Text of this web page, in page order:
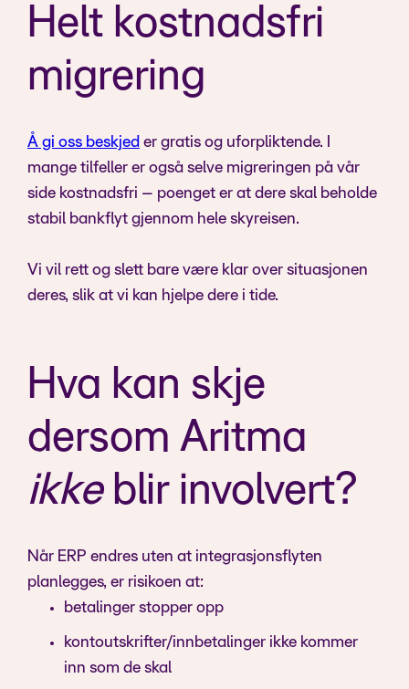
Helt kostnadsfri
migrering
Å gi oss beskjed er gratis og uforpliktende. I
mange tilfeller er også selve migreringen på vår
side kostnadsfri – poenget er at dere skal beholde
stabil bankflyt gjennom hele skyreisen.
Vi vil rett og slett bare være klar over situasjonen
deres, slik at vi kan hjelpe dere i tide.
Hva kan skje
dersom Aritma
ikkeblir involvert?
Når ERP endres uten at integrasjonsflyten
planlegges, er risikoen at:
betalinger stopper opp
kontoutskrifter/innbetalinger ikke kommer
inn som de skal